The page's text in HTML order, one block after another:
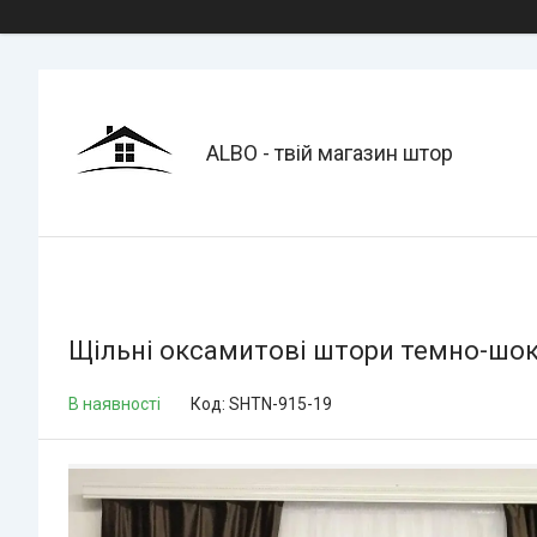
ALBO - твій магазин штор
Щільні оксамитові штори темно-
В наявності Код: SHTN-915-19